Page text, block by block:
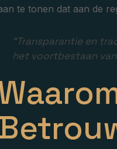
te tonen dat aan de
“Transparantie en
het voortbestaan